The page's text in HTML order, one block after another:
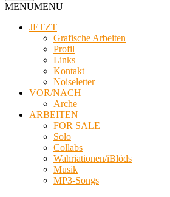
MENUMENU
JETZT
Grafische Arbeiten
Profil
Links
Kontakt
Noiseletter
VOR/NACH
Arche
ARBEITEN
FOR SALE
Solo
Collabs
Wahriationen/iBlöds
Musik
MP3-Songs